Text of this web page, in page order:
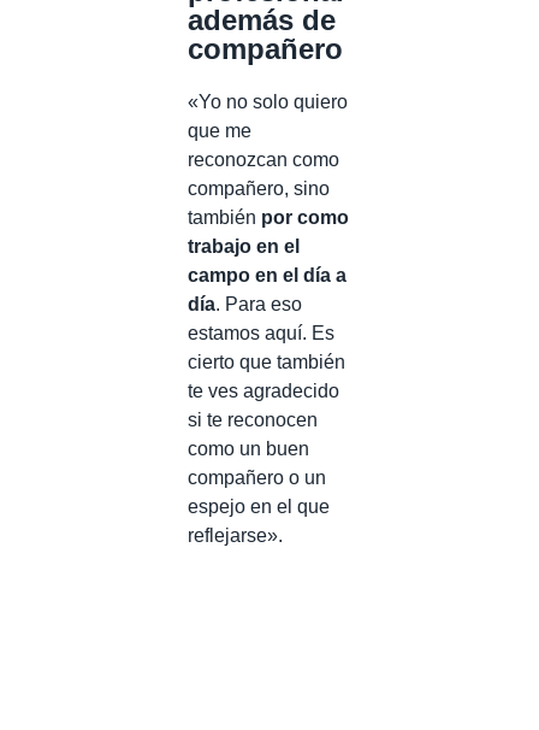
además de
compañero
«Yo no solo quiero
que me
reconozcan como
compañero, sino
también por como
trabajo en el
campo en el día a
día. Para eso
estamos aquí. Es
cierto que también
te ves agradecido
si te reconocen
como un buen
compañero o un
espejo en el que
reflejarse».